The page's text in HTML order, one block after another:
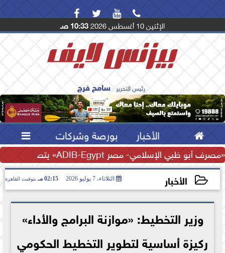
   
الإثنين 10 أغسطس 2026 10:33 صـ
رئيس التحرير سامح فرج
 الأخبار بورصة وشركات 
«مصرف أبو ظبي الإسلامي- مصر ADIB-Egypt» يتصدر مشهد الصيرفة المستدامة بـ 9...
الأخبار الثلاثاء، 7 يوليو 2026 02:15 مـ بتوقيت القاهرة
2026-07-07 14:15:53
وزير التخطيط: «موازنة البرامج والأداء»
ركيزة أساسية لتطوير التخطيط الحكومي